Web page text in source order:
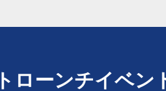
ローンチイベン